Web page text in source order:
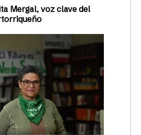
Mergal, voz clave del